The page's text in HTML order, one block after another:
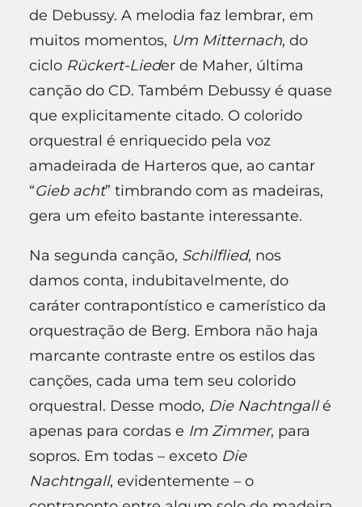
de Debussy. A melodia faz lembrar, em
muitos momentos, Um Mitternach, do
ciclo Rückert-Lieder de Maher, última
canção do CD. Também Debussy é quase
que explicitamente citado. O colorido
orquestral é enriquecido pela voz
amadeirada de Harteros que, ao cantar
“Gieb acht” timbrando com as madeiras,
gera um efeito bastante interessante.
Na segunda canção, Schilflied, nos
damos conta, indubitavelmente, do
caráter contrapontístico e camerístico da
orquestração de Berg. Embora não haja
marcante contraste entre os estilos das
canções, cada uma tem seu colorido
orquestral. Desse modo, Die Nachtngallé
apenas para cordas e Im Zimmer, para
sopros. Em todas – exceto Die
Nachtngall, evidentemente – o